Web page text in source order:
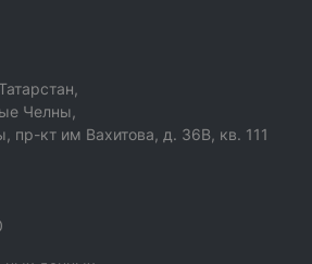
Челны,
пр-кт им Вахитова, д. 36В, кв. 111